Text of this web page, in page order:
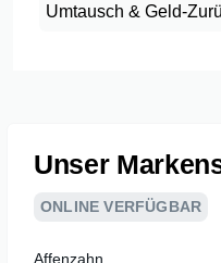
Umtausch & Geld-
Unser
ONLINE VERFÜGBAR
Affenzahn